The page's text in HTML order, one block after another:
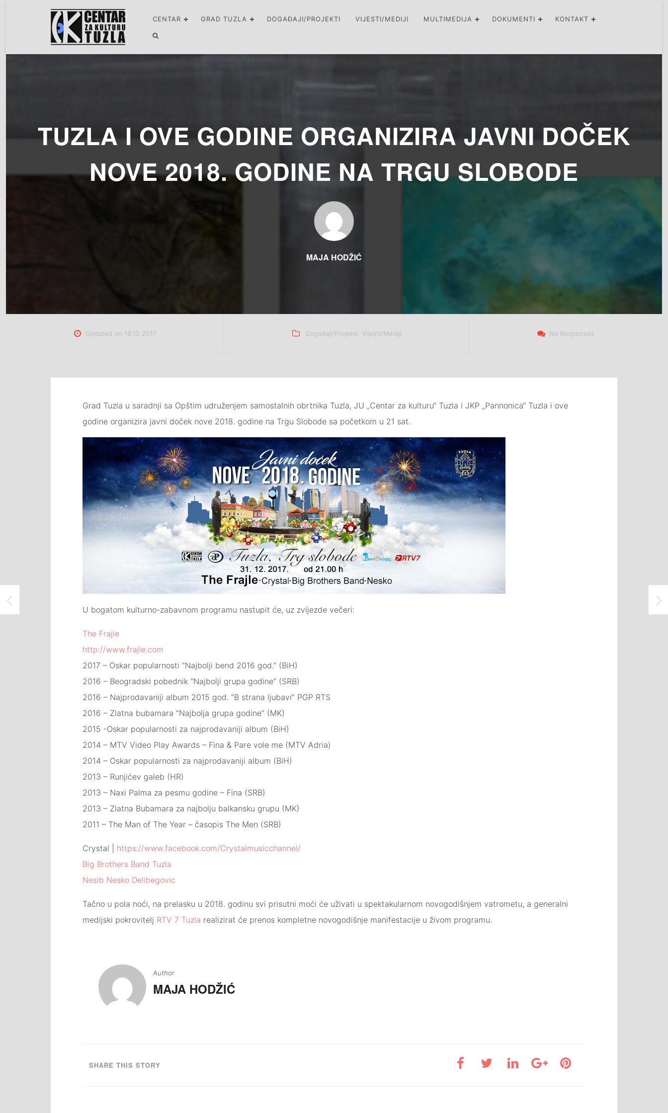
CENTAR GRAD TUZLA DOGAĐAJI/PROJEKTI VIJESTI/MEDIJI MULTIMEDIJA DOKUMENTI KONTAKT
TUZLA I OVE GODINE ORGANIZIRA JAVNI DOČEK
NOVE 2018. GODINE NA TRGU SLOBODE
MAJA HODŽIĆ
Updated on 19.12.2017 Categories
Događaji/Projekti Vijesti/Mediji No Responses
Grad Tuzla u saradnji sa Opštim udruženjem samostalnih obrtnika Tuzla, JU „Centar za kulturu“ Tuzla i JKP „Pannonica“ Tuzla i ove
godine organizira javni doček nove 2018. godine na Trgu Slobode sa početkom u 21 sat.
U bogatom kulturno-zabavnom programu nastupit će, uz zvijezde večeri:
The Frajle
http://www.frajle.com
2017 – Oskar popularnosti “Najbolji bend 2016 god.” (BiH)
2016 – Beogradski pobednik “Najbolji grupa godine” (SRB)
2016 – Najprodavaniji album 2015 god. “B strana ljubavi” PGP RTS
2016 – Zlatna bubamara “Najbolja grupa godine” (MK)
2015 -Oskar popularnosti za najprodavaniji album (BiH)
2014 – MTV Video Play Awards – Fina & Pare vole me (MTV Adria)
2014 – Oskar popularnosti za najprodavaniji album (BiH)
2013 – Runjićev galeb (HR)
2013 – Naxi Palma za pesmu godine – Fina (SRB)
2013 – Zlatna Bubamara za najbolju balkansku grupu (MK)
2011 – The Man of The Year – časopis The Men (SRB)
Crystal | https://www.facebook.com/Crystalmusicchannel/
Big Brothers Band Tuzla
Nesib Nesko Delibegovic
Tačno u pola noći, na prelasku u 2018. godinu svi prisutni moći će uživati u spektakularnom novogodišnjem vatrometu, a generalni
medijski pokrovitelj RTV 7 Tuzla realizirat će prenos kompletne novogodišnje manifestacije u živom programu.
Author
MAJA HODŽIĆ
SHARE THIS STORY